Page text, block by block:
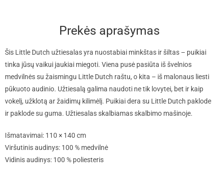
Prekės aprašymas
Šis Little Dutch užtiesalas yra nuostabiai minkštas ir šiltas – puikiai
tinka jūsų vaikui jaukiai miegoti. Viena pusė pasiūta iš švelnios
medvilnės su žaismingu Little Dutch raštu, o kita – iš malonaus liesti
pūkuoto audinio. Užtiesalą galima naudoti ne tik lovytei, bet ir kaip
vokelį, užklotą ar žaidimų kilimėlį. Puikiai dera su Little Dutch paklode
ir paklode su guma. Užtiesalas skalbiamas skalbimo mašinoje.
Išmatavimai: 110 × 140 cm
Viršutinis audinys: 100 % medvilnė
Vidinis audinys: 100 % poliesteris